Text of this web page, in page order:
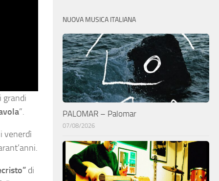
grandi
”.
venerdì
di
NUOVA MUSICA ITALIANA
PALOMAR – Palomar
07/08/2026